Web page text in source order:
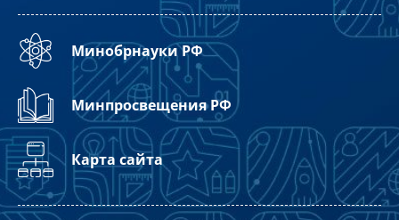
Минобрнауки РФ
Минпросвещения РФ
Карта сайта